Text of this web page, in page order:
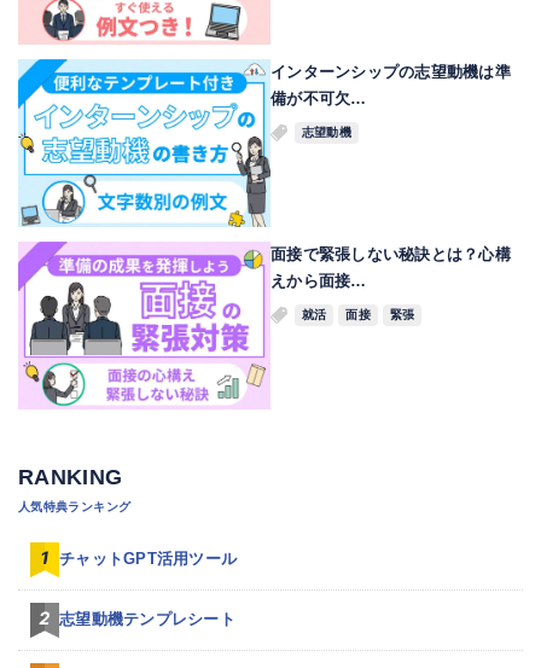
インターンシップの志望動機は準
備が不可欠…
志望動機
面接で緊張しない秘訣とは？心構
えから面接…
就活 面接 緊張
RANKING
人気特典ランキング
チャットGPT活用ツール
志望動機テンプレシート